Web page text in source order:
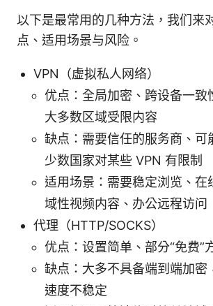
以下是最常用的几种方法，我们来
点、适用场景与风险。
VPN（虚拟私人网络）
优点：全局加密、跨设备一致
大多数区域受限内容
缺点：需要信任的服务商、可
少数国家对某些 VPN 有限制
适用场景：需要稳定浏览、在
域性视频内容、办公远程访问
代理（HTTP/SOCKS）
优点：设置简单、部分“免费”
缺点：大多不具备端到端加密
速度不稳定